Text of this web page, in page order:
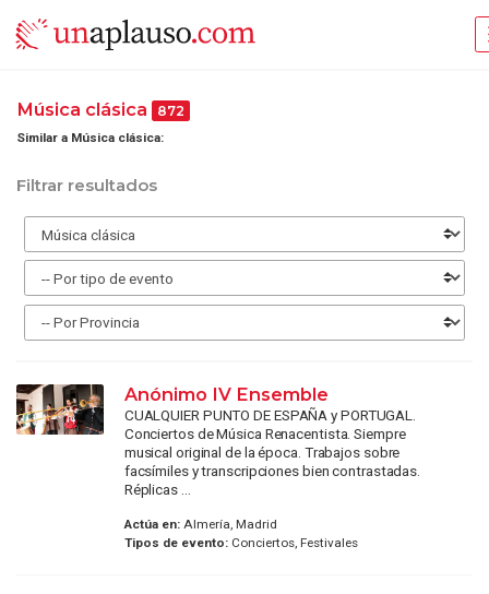
Música clásica 872
Similar a Música clásica:
Filtrar resultados
Anónimo IV Ensemble
CUALQUIER PUNTO DE ESPAÑA y PORTUGAL.
Conciertos de Música Renacentista. Siempre
musical original de la época. Trabajos sobre
facsímiles y transcripciones bien contrastadas.
Réplicas ...
Actúa en:Almería, Madrid
Tipos de evento:Conciertos, Festivales